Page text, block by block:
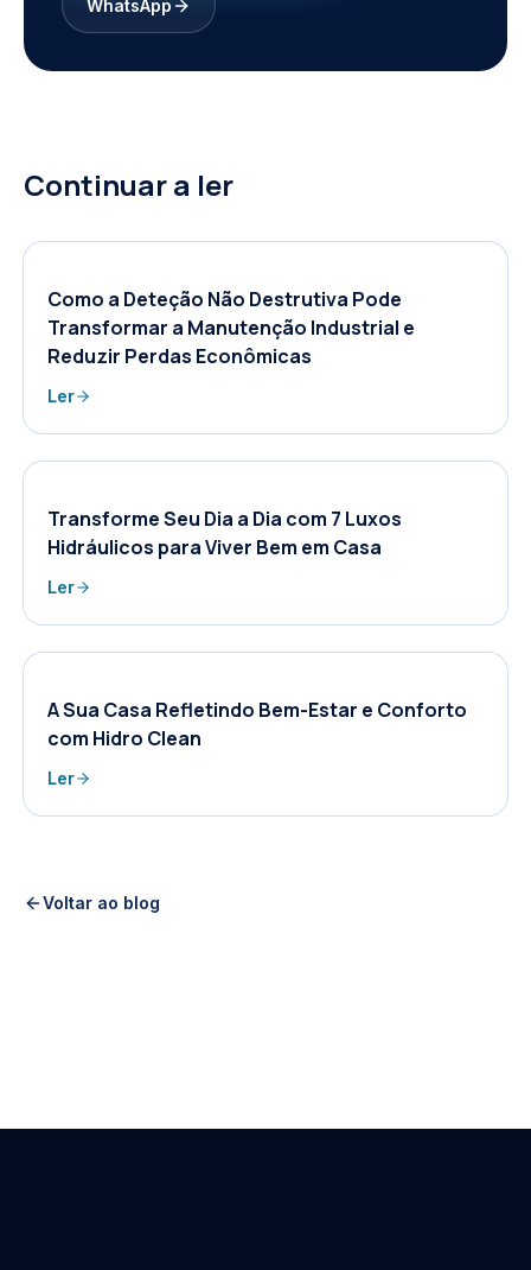
WhatsApp
Continuar a ler
Como a Deteção Não Destrutiva Pode
Transformar a Manutenção Industrial e
Reduzir Perdas Econômicas
Ler
Transforme Seu Dia a Dia com 7 Luxos
Hidráulicos para Viver Bem em Casa
Ler
A Sua Casa Refletindo Bem-Estar e Conforto
com Hidro Clean
Ler
Voltar ao blog